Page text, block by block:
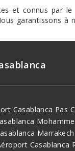
et connus par
garantissons
Casablanca Pas
Marrakech
Casablanca